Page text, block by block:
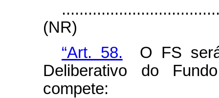
(NR)
“Art. 58. O FS será
Deliberativo do
compete: